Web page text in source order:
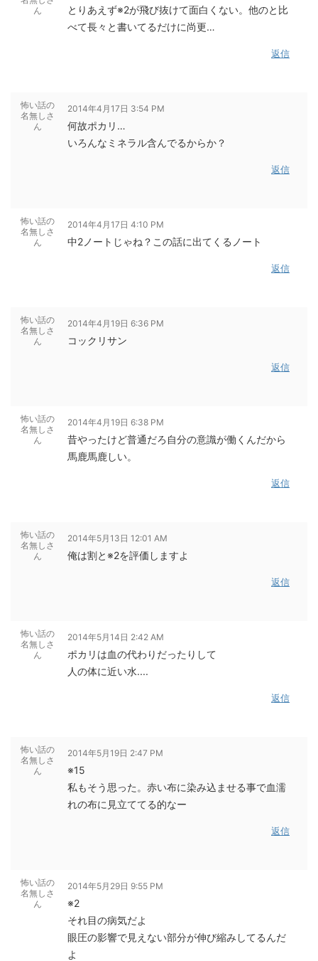
ん
とりあえず※2が飛び抜けて面白くない。他のと比
べて長々と書いてるだけに尚更…
返信
怖い話の
名無しさ
ん
2014年4月17日 3:54 PM
何故ポカリ…
いろんなミネラル含んでるからか？
返信
怖い話の
名無しさ
ん
2014年4月17日 4:10 PM
中2ノートじゃね？この話に出てくるノート
返信
怖い話の
名無しさ
ん
2014年4月19日 6:36 PM
コックリサン
返信
怖い話の
名無しさ
ん
2014年4月19日 6:38 PM
昔やったけど普通だろ自分の意識が働くんだから
馬鹿馬鹿しい。
返信
怖い話の
名無しさ
ん
2014年5月13日 12:01 AM
俺は割と※2を評価しますよ
返信
怖い話の
名無しさ
ん
2014年5月14日 2:42 AM
ポカリは血の代わりだったりして
人の体に近い水....
返信
怖い話の
名無しさ
ん
2014年5月19日 2:47 PM
※15
私もそう思った。赤い布に染み込ませる事で血濡
れの布に見立ててる的なー
返信
怖い話の
名無しさ
ん
2014年5月29日 9:55 PM
※2
それ目の病気だよ
眼圧の影響で見えない部分が伸び縮みしてるんだ
よ